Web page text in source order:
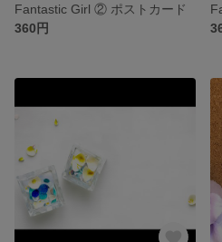
Fantastic Girl ② ポストカード
360円